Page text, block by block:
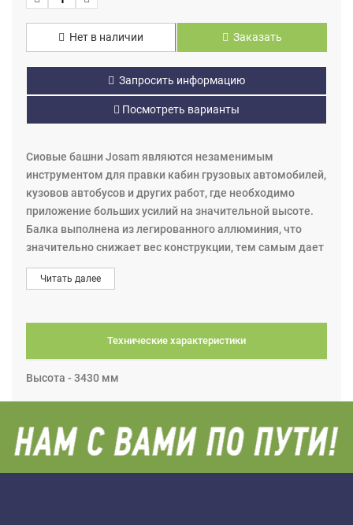
Нет в наличии Заказать
Запросить информацию
Посмотреть варианты
Сиовые башни Josam являются незаменимым
инструментом для правки кабин грузовых автомобилей,
кузовов автобусов и других работ, где необходимо
приложение больших усилий на значительной высоте.
Балка выполнена из легированного аллюминия, что
значительно снижает вес конструкции, тем самым дает
возможность механику работать самостоятельно без
привлечения сторонней силы.
Читать далее
Технические характеристики
Высота - 3430 мм